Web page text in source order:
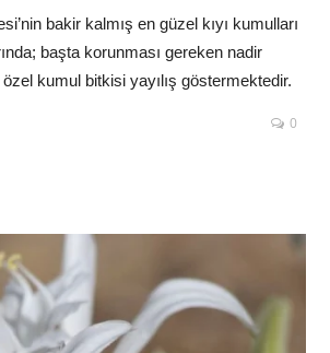
bakir kalmış en güzel kıyı kumulları
başta korunması gereken nadir
kumul bitkisi yayılış göstermektedir.
0